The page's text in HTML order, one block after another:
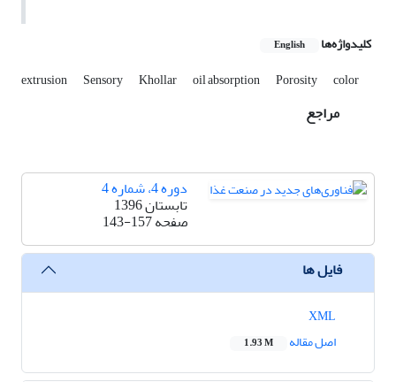
کلیدواژه‌ها English
extrusion Sensory Khollar oil absorption Porosity color
مراجع
دوره 4، شماره 4
تابستان 1396
صفحه143-157
فایل ها
اصل مقاله
1.93 M